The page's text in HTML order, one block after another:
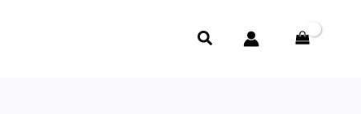
Rechercher